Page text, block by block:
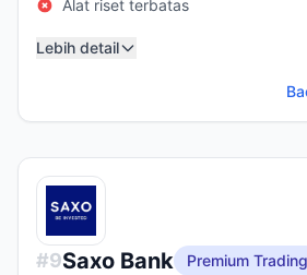
Alat riset terbatas
Lebih detail
#9Saxo Bank
Premium Trading